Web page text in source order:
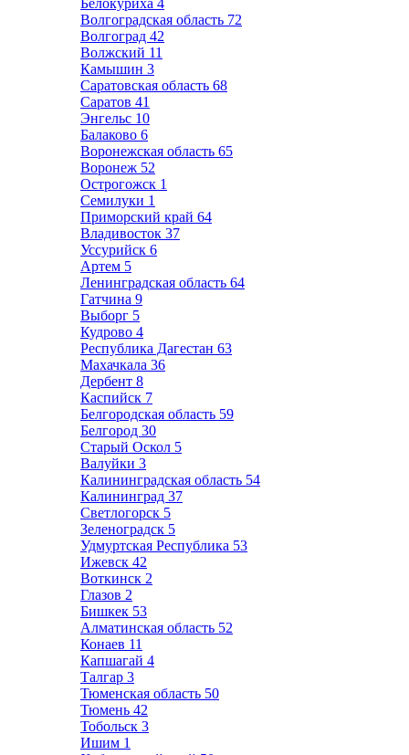
Белокуриха 4
Волгоградская область 72
Волгоград 42
Волжский 11
Камышин 3
Саратовская область 68
Саратов 41
Энгельс 10
Балаково 6
Воронежская область 65
Воронеж 52
Острогожск 1
Семилуки 1
Приморский край 64
Владивосток 37
Уссурийск 6
Артем 5
Ленинградская область 64
Гатчина 9
Выборг 5
Кудрово 4
Республика Дагестан 63
Махачкала 36
Дербент 8
Каспийск 7
Белгородская область 59
Белгород 30
Старый Оскол 5
Валуйки 3
Калининградская область 54
Калининград 37
Светлогорск 5
Зеленоградск 5
Удмуртская Республика 53
Ижевск 42
Воткинск 2
Глазов 2
Бишкек 53
Алматинская область 52
Конаев 11
Капшагай 4
Талгар 3
Тюменская область 50
Тюмень 42
Тобольск 3
Ишим 1